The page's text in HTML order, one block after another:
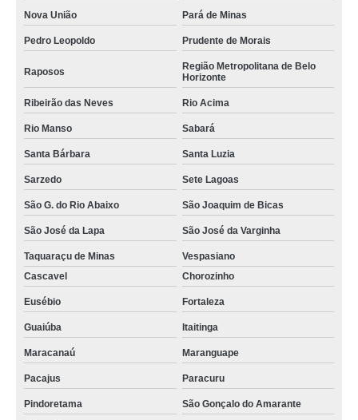
Nova União Pará de Minas
Pedro Leopoldo Prudente de Morais
Raposos
Região Metropolitana de Belo
Horizonte
Ribeirão das Neves Rio Acima
Rio Manso Sabará
Santa Bárbara Santa Luzia
Sarzedo Sete Lagoas
São G. do Rio Abaixo São Joaquim de Bicas
São José da Lapa São José da Varginha
Taquaraçu de Minas
Vespasiano
Cascavel
Chorozinho
Eusébio Fortaleza
Guaiúba Itaitinga
Maracanaú Maranguape
Pacajus Paracuru
Pindoretama São Gonçalo do Amarante